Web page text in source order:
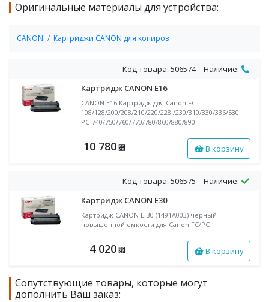
Оригинальные материалы для устройства:
CANON Картриджи CANON для копиров
Код товара: 506574
Наличие:
Картридж CANON E16
CANON E16 Картридж для Canon FC-
108/128/200/208/210/220/228 /230/310/330/336/530
PC-740/750/760/770/780/860/880/890
10 780 ⃏ В корзину
Код товара: 506575
Наличие:
Картридж CANON E30
Картридж CANON E-30 (1491A003) черный
повышенной емкости для Canon FC/PC
4 020 ⃏ В корзину
Сопутствующие товары, которые могут
дополнить Ваш заказ: